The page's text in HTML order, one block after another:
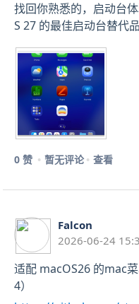
找回你熟悉的，启动台
S 27 的最佳启动台替代品
0 赞 暂无评论 查看
Falcon
2026-06-24
适配 macOS26 的mac
4）